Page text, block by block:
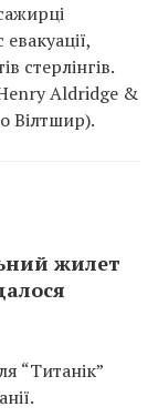
стерлінгів.
Aldridge &
Вілтшир).
жилет
“Титанік”